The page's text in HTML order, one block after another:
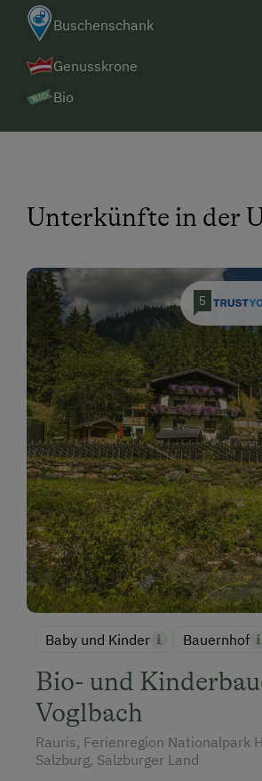
Tischtennis
Wandern
Wintersport
Buschenschank
Genusskrone
Bio
Unterkünfte in der
5
Baby und Kinder Bauernhof
Bio- und
Voglbach
Rauris, Ferienregion Nationalpark
Salzburg, Salzburger Land